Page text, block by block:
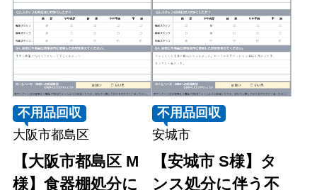
不用品回収
大阪市都島区
【大阪市都島区 M
様】食器棚処分に
不用品回収
安城市
【安城市 S様】タ
ンス処分に伴う不